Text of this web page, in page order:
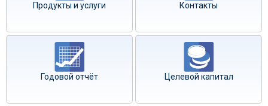
Продукты и услуги Контакты
Годовой отчёт Целевой капитал